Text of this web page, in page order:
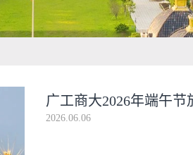
广工商大2026年端午节
2026.06.06